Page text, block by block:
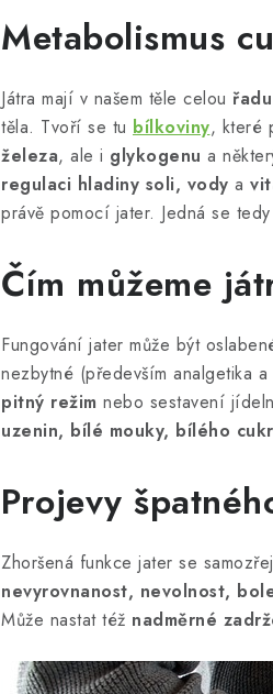
Metabolismus
Játra mají v našem těle celou
těla. Tvoří se tu bílkoviny, které
železa, ale i glykogenu a
regulaci hladiny soli, vody a
právě pomocí jater. Jedná se
Čím můžeme
Fungování jater může být
nezbytné (především analgetika
pitný režim nebo sestavení
uzenin, bílé mouky, bílého
Projevy
Zhoršená funkce jater se
nevyrovnanost, nevolnost,
Může nastat též nadměrné